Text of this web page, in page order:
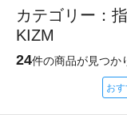
カテゴリー：
KIZM
24件の商品が見つか
お